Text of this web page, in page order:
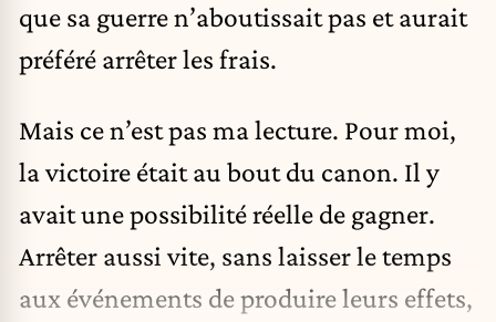
que sa guerre n’aboutissait pas et aurait
préféré arrêter les frais.
Mais ce n’est pas ma lecture. Pour moi,
la victoire était au bout du canon. Il y
avait une possibilité réelle de gagner.
Arrêter aussi vite, sans laisser le temps
aux événements de produire leurs effets,